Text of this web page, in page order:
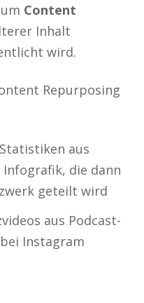
Content
Inhalt
wird.
Repurposing
aus
Infografik, die dann
geteilt wird
aus Podcast-
Instagram